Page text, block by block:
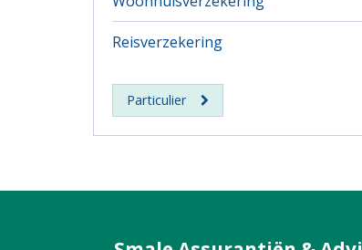
Reisverzekering
Particulier